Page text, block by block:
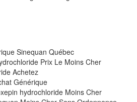
Sinequan Québec
Prix Le Moins Cher
Achetez
Générique
hydrochloride Moins Cher